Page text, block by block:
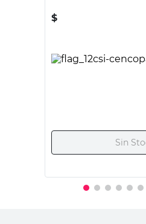
Canasto Para Ropa